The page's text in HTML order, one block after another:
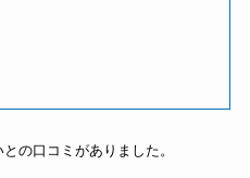
の口コミがありました。